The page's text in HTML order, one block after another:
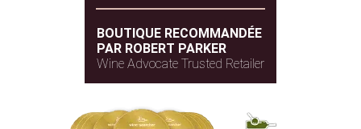
BOUTIQUE RECOMMANDÉE
PAR ROBERT PARKER
Wine Advocate Trusted Retailer